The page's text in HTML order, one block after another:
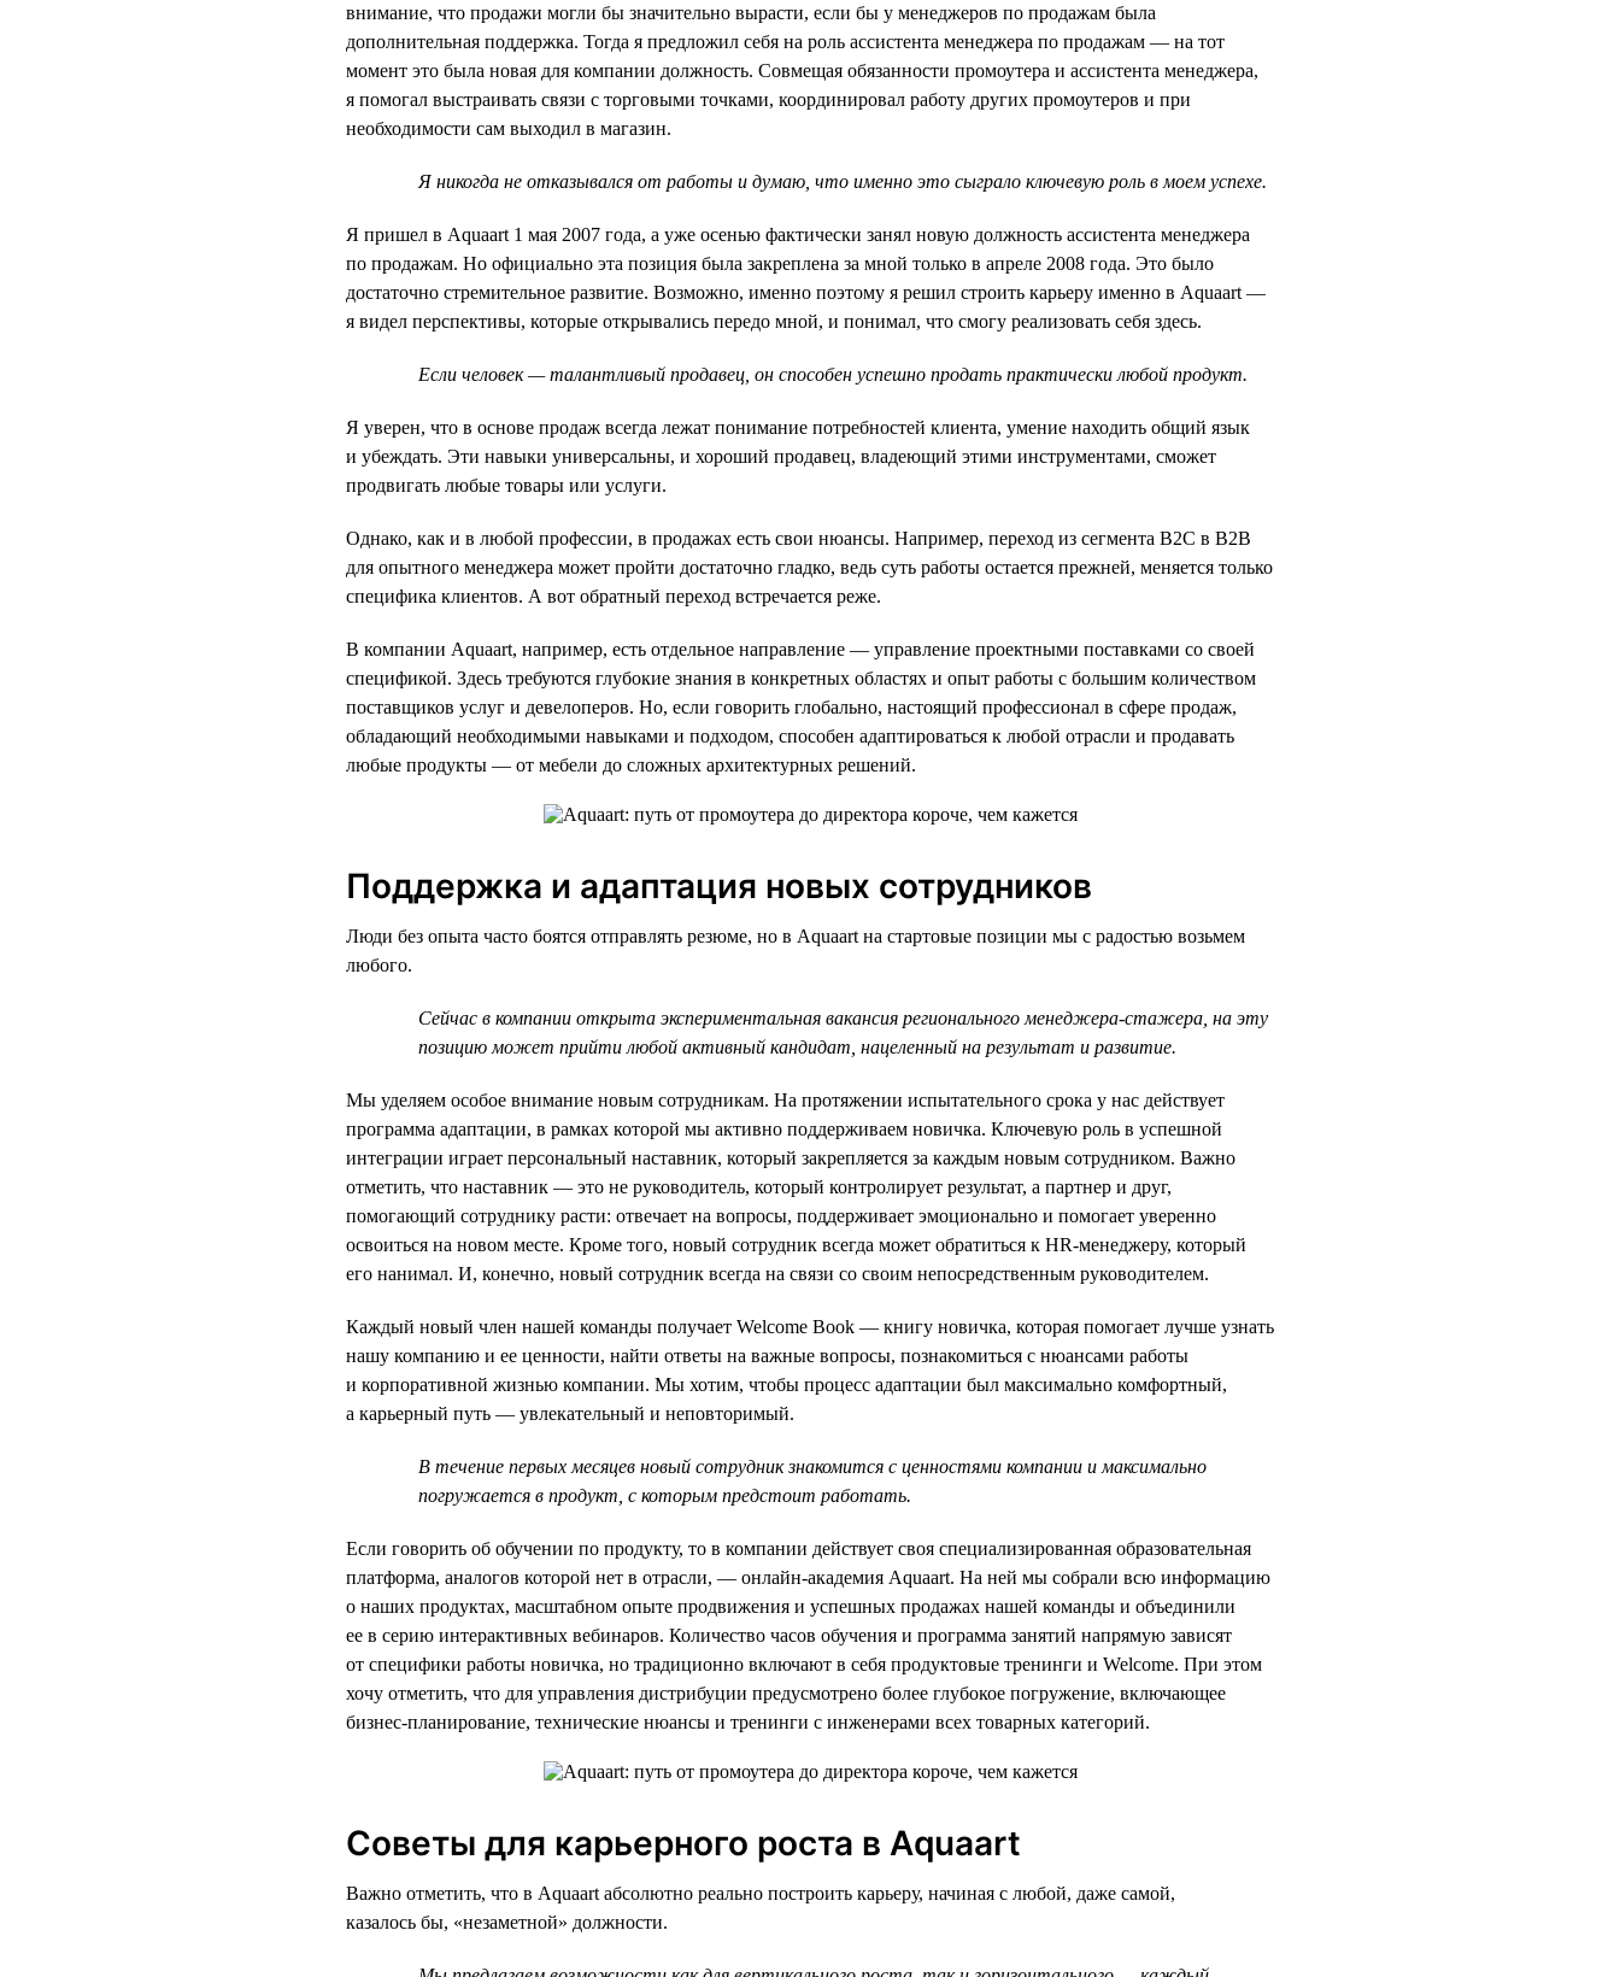
внимание, что продажи могли бы значительно вырасти, если бы у менеджеров по продажам была
дополнительная поддержка. Тогда я предложил себя на роль ассистента менеджера по продажам — на тот
момент это была новая для компании должность. Совмещая обязанности промоутера и ассистента менеджера,
я помогал выстраивать связи с торговыми точками, координировал работу других промоутеров и при
необходимости сам выходил в магазин.
Я никогда не отказывался от работы и думаю, что именно это сыграло ключевую роль в моем успехе.
Я пришел в Aquaart 1 мая 2007 года, а уже осенью фактически занял новую должность ассистента менеджера
по продажам. Но официально эта позиция была закреплена за мной только в апреле 2008 года. Это было
достаточно стремительное развитие. Возможно, именно поэтому я решил строить карьеру именно в Aquaart —
я видел перспективы, которые открывались передо мной, и понимал, что смогу реализовать себя здесь.
Если человек — талантливый продавец, он способен успешно продать практически любой продукт.
Я уверен, что в основе продаж всегда лежат понимание потребностей клиента, умение находить общий язык
и убеждать. Эти навыки универсальны, и хороший продавец, владеющий этими инструментами, сможет
продвигать любые товары или услуги.
Однако, как и в любой профессии, в продажах есть свои нюансы. Например, переход из сегмента B2C в B2B
для опытного менеджера может пройти достаточно гладко, ведь суть работы остается прежней, меняется только
специфика клиентов. А вот обратный переход встречается реже.
В компании Aquaart, например, есть отдельное направление — управление проектными поставками со своей
спецификой. Здесь требуются глубокие знания в конкретных областях и опыт работы с большим количеством
поставщиков услуг и девелоперов. Но, если говорить глобально, настоящий профессионал в сфере продаж,
обладающий необходимыми навыками и подходом, способен адаптироваться к любой отрасли и продавать
любые продукты — от мебели до сложных архитектурных решений.
Поддержка и адаптация новых сотрудников
Люди без опыта часто боятся отправлять резюме, но в Aquaart на стартовые позиции мы с радостью возьмем
любого.
Сейчас в компании открыта экспериментальная вакансия регионального менеджера-стажера, на эту
позицию может прийти любой активный кандидат, нацеленный на результат и развитие.
Мы уделяем особое внимание новым сотрудникам. На протяжении испытательного срока у нас действует
программа адаптации, в рамках которой мы активно поддерживаем новичка. Ключевую роль в успешной
интеграции играет персональный наставник, который закрепляется за каждым новым сотрудником. Важно
отметить, что наставник — это не руководитель, который контролирует результат, а партнер и друг,
помогающий сотруднику расти: отвечает на вопросы, поддерживает эмоционально и помогает уверенно
освоиться на новом месте. Кроме того, новый сотрудник всегда может обратиться к HR-менеджеру, который
его нанимал. И, конечно, новый сотрудник всегда на связи со своим непосредственным руководителем.
Каждый новый член нашей команды получает Welcome Book — книгу новичка, которая помогает лучше узнать
нашу компанию и ее ценности, найти ответы на важные вопросы, познакомиться с нюансами работы
и корпоративной жизнью компании. Мы хотим, чтобы процесс адаптации был максимально комфортный,
а карьерный путь — увлекательный и неповторимый.
В течение первых месяцев новый сотрудник знакомится с ценностями компании и максимально
погружается в продукт, с которым предстоит работать.
Если говорить об обучении по продукту, то в компании действует своя специализированная образовательная
платформа, аналогов которой нет в отрасли, — онлайн-академия Aquaart. На ней мы собрали всю информацию
о наших продуктах, масштабном опыте продвижения и успешных продажах нашей команды и объединили
ее в серию интерактивных вебинаров. Количество часов обучения и программа занятий напрямую зависят
от специфики работы новичка, но традиционно включают в себя продуктовые тренинги и Welcome. При этом
хочу отметить, что для управления дистрибуции предусмотрено более глубокое погружение, включающее
бизнес-планирование, технические нюансы и тренинги с инженерами всех товарных категорий.
Советы для карьерного роста в Aquaart
Важно отметить, что в Aquaart абсолютно реально построить карьеру, начиная с любой, даже самой,
казалось бы, «незаметной» должности.